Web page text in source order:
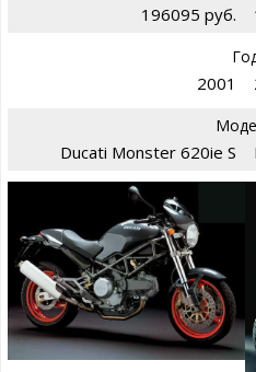
196095 руб.
2001
Ducati Monster 620ie S